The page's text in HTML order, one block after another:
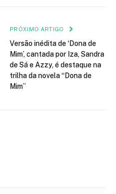
PRÓXIMO ARTIGO
Versão inédita de ‘Dona de
Mim’, cantada por Iza, Sandra
de Sá e Azzy, é destaque na
trilha da novela “Dona de
Mim”